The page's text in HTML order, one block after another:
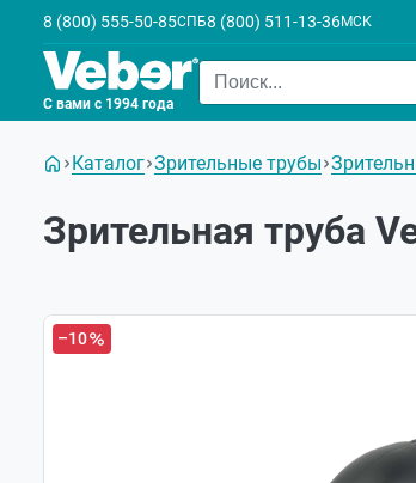
8 (800) 555-50-85СПБ8 (800) 511-13-36МСК
С вами с 1994 года
Каталог Зрительные трубы
Зрительная труба
–10